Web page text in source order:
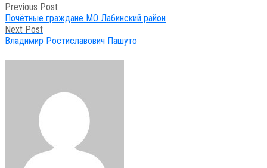
navigation
Previous Post
Почётные граждане МО Лабинский район
Next Post
Владимир Ростиславович Пашуто